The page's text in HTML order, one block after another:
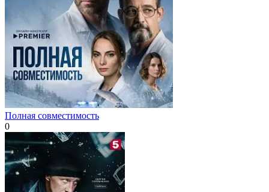
Полная совместимость
0